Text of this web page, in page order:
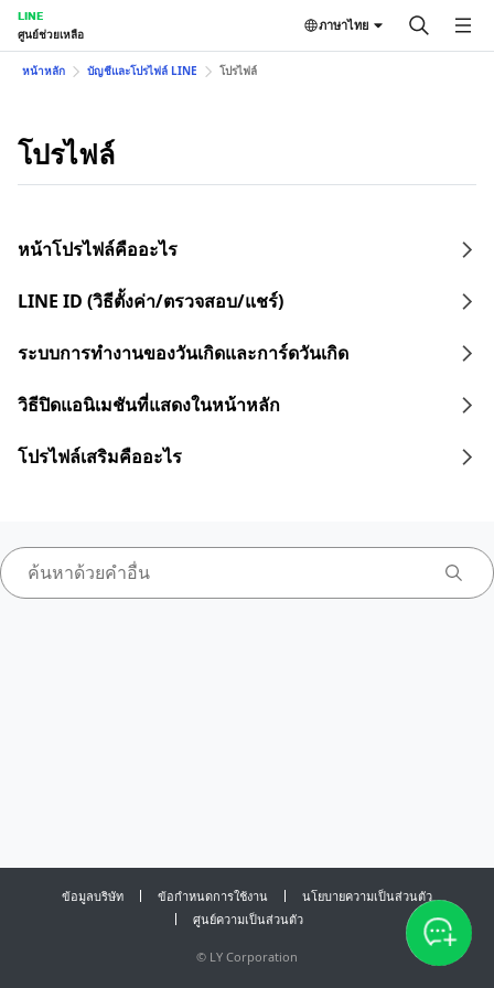
LINE
ศูนย์ช่วยเหลือ
ภาษาไทย
หน้าหลัก บัญชีและโปรไฟล์ LINE โปรไฟล์
โปรไฟล์
หน้าโปรไฟล์คืออะไร
LINE ID (วิธีตั้งค่า/ตรวจสอบ/แชร์)
ระบบการทำงานของวันเกิดและการ์ดวันเกิด
วิธีปิดแอนิเมชันที่แสดงในหน้าหลัก
โปรไฟล์เสริมคืออะไร
ข้อมูลบริษัท ข้อกำหนดการใช้งาน
นโยบายความเป็นส่วนตัว
ศูนย์ความเป็นส่วนตัว
© LY Corporation